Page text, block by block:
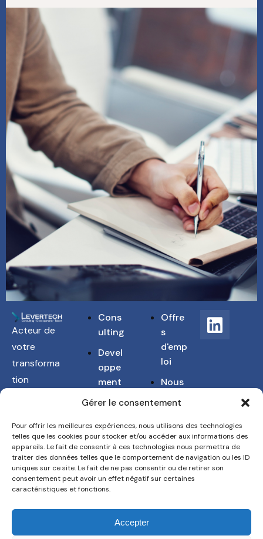
Gérer le consentement
Pour offrir les meilleures expériences, nous utilisons des technologies
telles que les cookies pour stocker et/ou accéder aux informations des
appareils. Le fait de consentir à ces technologies nous permettra de
traiter des données telles que le comportement de navigation ou les ID
uniques sur ce site. Le fait de ne pas consentir ou de retirer son
consentement peut avoir un effet négatif sur certaines
caractéristiques et fonctions.
Accepter
Acteur de
votre
transforma
tion
Industrielle
Cons
ulting
Devel
oppe
ment
Talen
Acqui
sition
Offre
s
d'emp
loi
Nous
Cont
act
© Levertech est site propriétaire du Groupe LV
Technologies. Tous droits réservés.